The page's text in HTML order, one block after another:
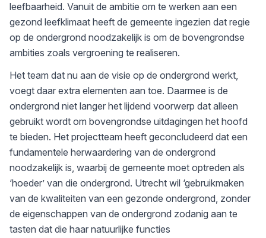
leefbaarheid. Vanuit de ambitie om te werken aan een
gezond leefklimaat heeft de gemeente ingezien dat regie
op de ondergrond noodzakelijk is om de bovengrondse
ambities zoals vergroening te realiseren.
Het team dat nu aan de visie op de ondergrond werkt,
voegt daar extra elementen aan toe. Daarmee is de
ondergrond niet langer het lijdend voorwerp dat alleen
gebruikt wordt om bovengrondse uitdagingen het hoofd
te bieden. Het projectteam heeft geconcludeerd dat een
fundamentele herwaardering van de ondergrond
noodzakelijk is, waarbij de gemeente moet optreden als
‘hoeder’ van die ondergrond. Utrecht wil ‘gebruikmaken
van de kwaliteiten van een gezonde ondergrond, zonder
de eigenschappen van de ondergrond zodanig aan te
tasten dat die haar natuurlijke functies